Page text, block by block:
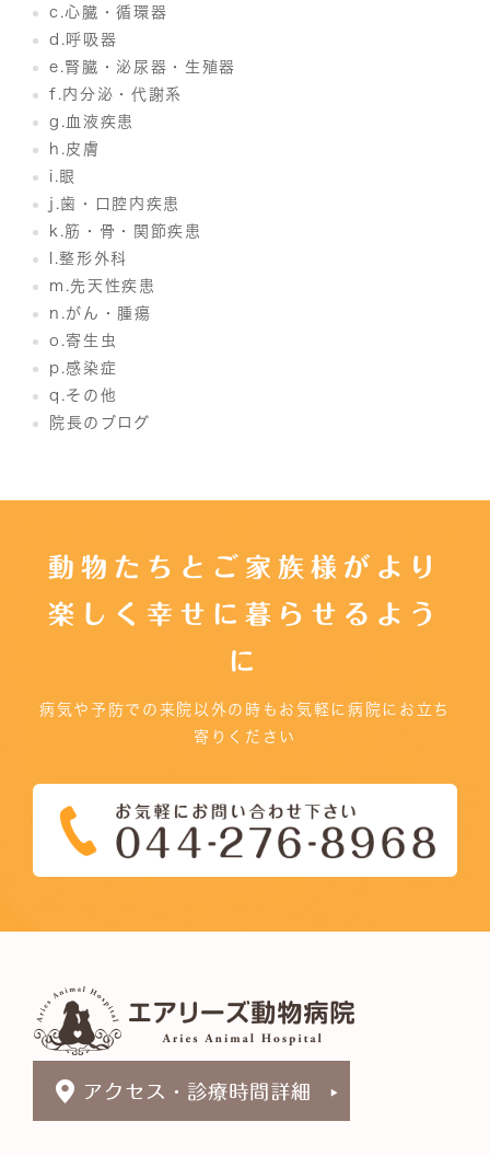
c.心臓・循環器
d.呼吸器
e.腎臓・泌尿器・生殖器
f.内分泌・代謝系
g.血液疾患
h.皮膚
i.眼
j.歯・口腔内疾患
k.筋・骨・関節疾患
l.整形外科
m.先天性疾患
n.がん・腫瘍
o.寄生虫
p.感染症
q.その他
院長のブログ
動物たちとご家族様がより
楽しく幸せに暮らせるよう
に
病気や予防での来院以外の時もお気軽に病院にお立ち
寄りください